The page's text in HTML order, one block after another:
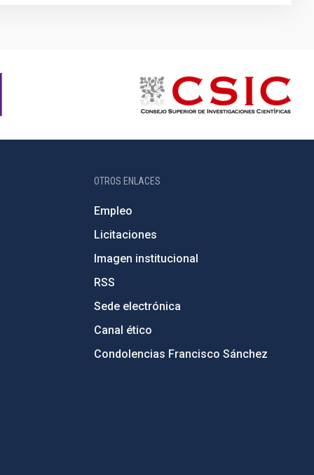
OTROS ENLACES
Empleo
Licitaciones
Imagen institucional
RSS
Sede electrónica
Canal ético
Condolencias Francisco Sánchez